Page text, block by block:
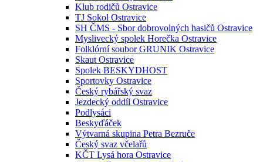
Klub rodičů Ostravice
TJ Sokol Ostravice
SH ČMS - Sbor dobrovolných hasičů Ostravice
Myslivecký spolek Horečka Ostravice
Folklórní soubor GRUNIK Ostravice
Skaut Ostravice
Spolek BESKYDHOST
Sportovky Ostravice
Český rybářský svaz
Jezdecký oddíl Ostravice
Podlysáci
Beskyďáček
Výtvarná skupina Petra Bezruče
Český svaz včelařů
KČT Lysá hora Ostravice